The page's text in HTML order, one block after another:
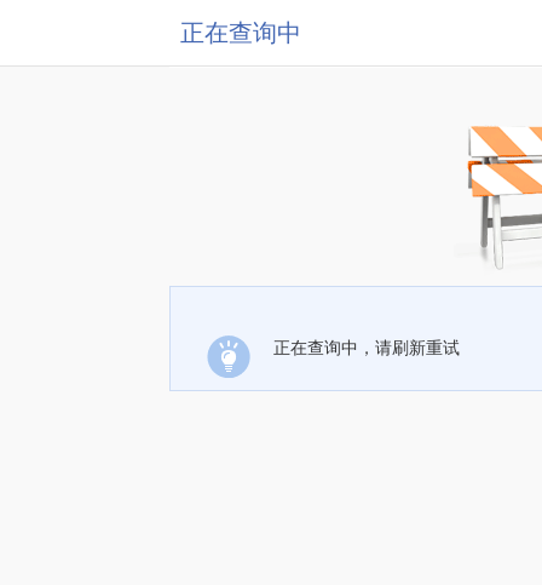
正在查询中
正在查询中，请刷新重试